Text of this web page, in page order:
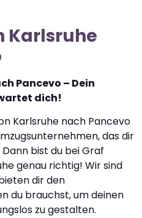
Karlsruhe
Pancevo – Dein
dich!
Karlsruhe nach Pancevo
das dir
bist du bei Graf
genau richtig! Wir sind
dir den
du brauchst, um deinen
zu gestalten.